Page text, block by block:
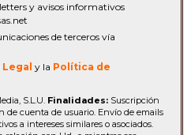
y avisos informativos
de terceros vía
y la Política de
S.L.U. Finalidades: Suscripción
de cuenta de usuario. Envío de emails
a intereses similares o asociados.